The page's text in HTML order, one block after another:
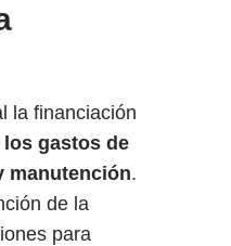
la financiación
gastos de
manutención.
de la
para